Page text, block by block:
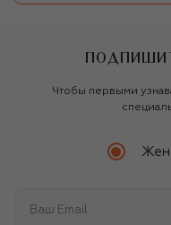
Чтобы первыми